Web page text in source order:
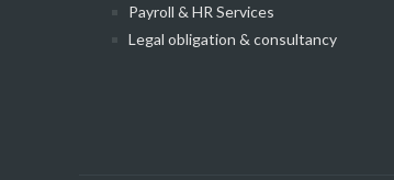
Payroll & HR Services
Legal obligation & consultancy